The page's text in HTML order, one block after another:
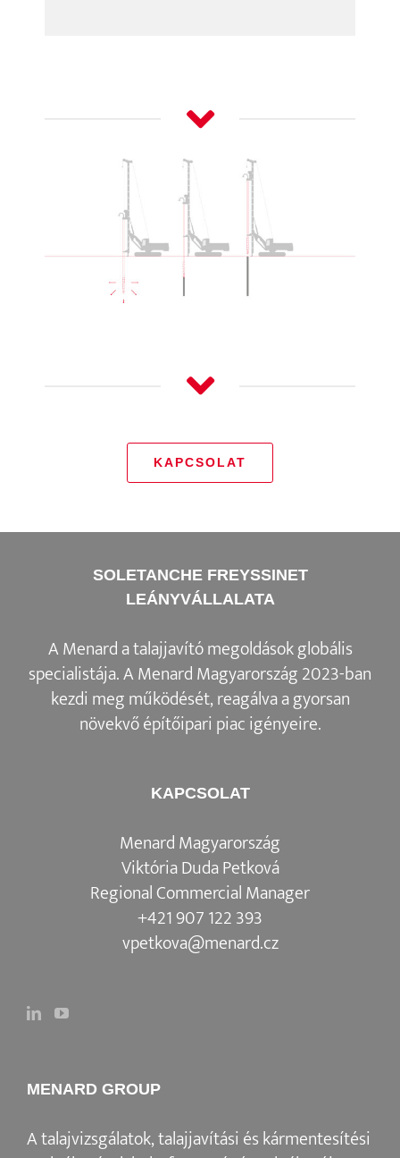
KAPCSOLAT
SOLETANCHE FREYSSINET
LEÁNYVÁLLALATA
A Menard a talajjavító megoldások globális
specialistája. A Menard Magyarország 2023-ban
kezdi meg működését, reagálva a gyorsan
növekvő építőipari piac igényeire.
KAPCSOLAT
Menard Magyarország
Viktória Duda Petková
Regional Commercial Manager
+421 907 122 393
vpetkova@menard.cz
MENARD GROUP
A talajvizsgálatok, talajjavítási és kármentesítési